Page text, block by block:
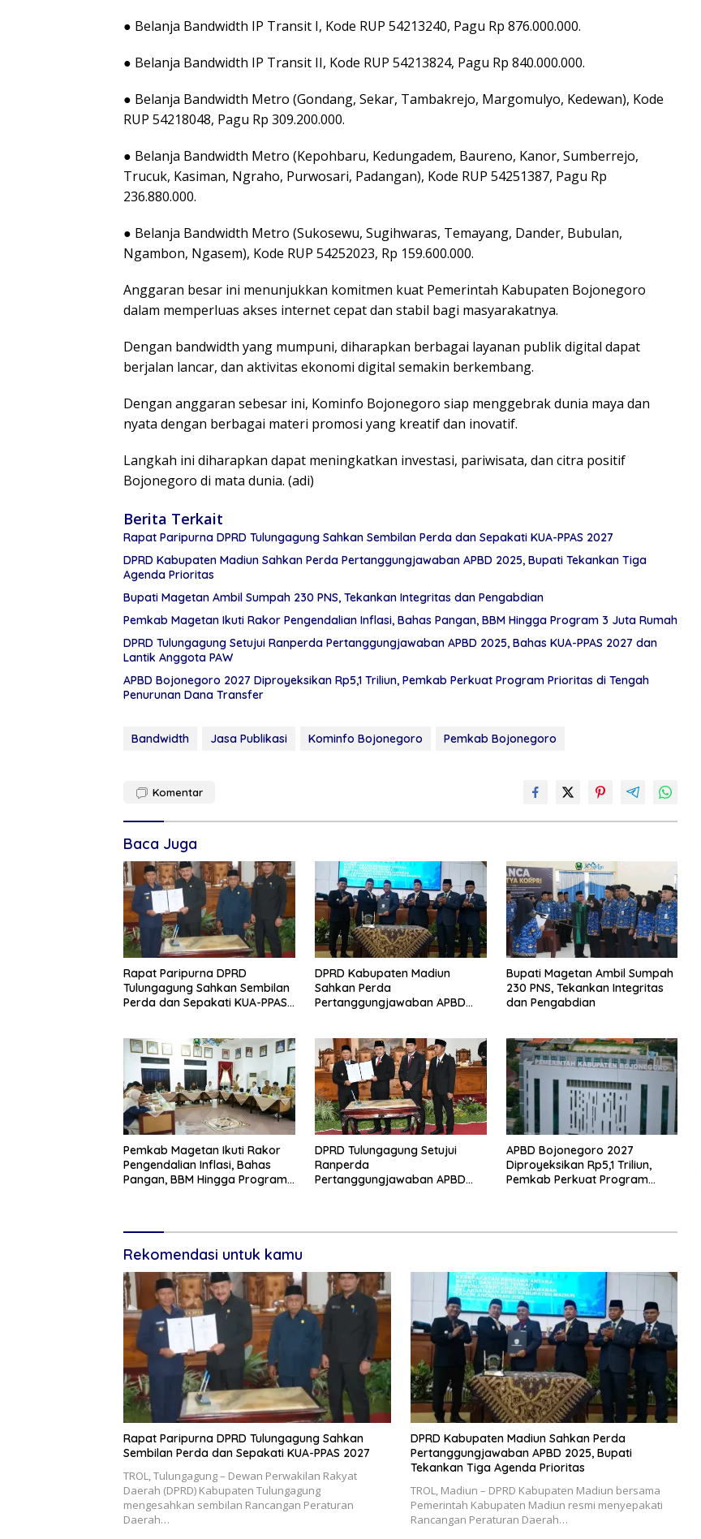
● Belanja Bandwidth IP Transit I, Kode RUP 54213240, Pagu Rp 876.000.000.
● Belanja Bandwidth IP Transit II, Kode RUP 54213824, Pagu Rp 840.000.000.
● Belanja Bandwidth Metro (Gondang, Sekar, Tambakrejo, Margomulyo, Kedewan), Kode
RUP 54218048, Pagu Rp 309.200.000.
● Belanja Bandwidth Metro (Kepohbaru, Kedungadem, Baureno, Kanor, Sumberrejo,
Trucuk, Kasiman, Ngraho, Purwosari, Padangan), Kode RUP 54251387, Pagu Rp
236.880.000.
● Belanja Bandwidth Metro (Sukosewu, Sugihwaras, Temayang, Dander, Bubulan,
Ngambon, Ngasem), Kode RUP 54252023, Rp 159.600.000.
Anggaran besar ini menunjukkan komitmen kuat Pemerintah Kabupaten Bojonegoro
dalam memperluas akses internet cepat dan stabil bagi masyarakatnya.
Dengan bandwidth yang mumpuni, diharapkan berbagai layanan publik digital dapat
berjalan lancar, dan aktivitas ekonomi digital semakin berkembang.
Dengan anggaran sebesar ini, Kominfo Bojonegoro siap menggebrak dunia maya dan
nyata dengan berbagai materi promosi yang kreatif dan inovatif.
Langkah ini diharapkan dapat meningkatkan investasi, pariwisata, dan citra positif
Bojonegoro di mata dunia. (adi)
Berita Terkait
Rapat Paripurna DPRD Tulungagung Sahkan Sembilan Perda dan Sepakati KUA-PPAS 2027
DPRD Kabupaten Madiun Sahkan Perda Pertanggungjawaban APBD 2025, Bupati Tekankan Tiga
Agenda Prioritas
Bupati Magetan Ambil Sumpah 230 PNS, Tekankan Integritas dan Pengabdian
Pemkab Magetan Ikuti Rakor Pengendalian Inflasi, Bahas Pangan, BBM Hingga Program 3 Juta Rumah
DPRD Tulungagung Setujui Ranperda Pertanggungjawaban APBD 2025, Bahas KUA-PPAS 2027 dan
Lantik Anggota PAW
APBD Bojonegoro 2027 Diproyeksikan Rp5,1 Triliun, Pemkab Perkuat Program Prioritas di Tengah
Penurunan Dana Transfer
Bandwidth Jasa Publikasi Kominfo Bojonegoro Pemkab Bojonegoro
Komentar
Baca Juga
Rapat Paripurna DPRD
Tulungagung Sahkan Sembilan
Perda dan Sepakati KUA-PPAS
DPRD Kabupaten Madiun
Sahkan Perda
Pertanggungjawaban APBD
Bupati Magetan Ambil Sumpah
230 PNS, Tekankan Integritas
dan Pengabdian
Pemkab Magetan Ikuti Rakor
Pengendalian Inflasi, Bahas
Pangan, BBM Hingga Program
DPRD Tulungagung Setujui
Ranperda
Pertanggungjawaban APBD
APBD Bojonegoro 2027
Diproyeksikan Rp5,1 Triliun,
Pemkab Perkuat Program
Rekomendasi untuk kamu
Rapat Paripurna DPRD Tulungagung Sahkan
Sembilan Perda dan Sepakati KUA-PPAS 2027
TROL, Tulungagung – Dewan Perwakilan Rakyat
Daerah (DPRD) Kabupaten Tulungagung
mengesahkan sembilan Rancangan Peraturan
Daerah…
DPRD Kabupaten Madiun Sahkan Perda
Pertanggungjawaban APBD 2025, Bupati
Tekankan Tiga Agenda Prioritas
TROL, Madiun – DPRD Kabupaten Madiun bersama
Pemerintah Kabupaten Madiun resmi menyepakati
Rancangan Peraturan Daerah…